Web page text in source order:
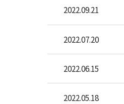
2022.09.21
2022.07.20
2022.06.15
2022.05.18